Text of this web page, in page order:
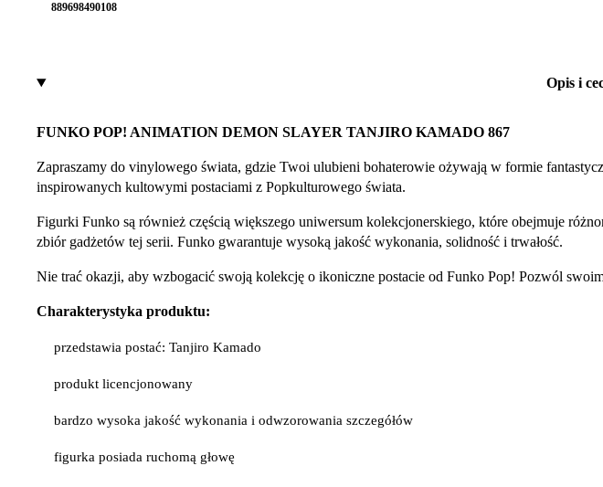
889698490108
Opis i
FUNKO POP! ANIMATION DEMON SLAYER TANJIRO KAMADO 867
Zapraszamy do vinylowego świata, gdzie Twoi ulubieni bohaterowie ożywają w formie
inspirowanych kultowymi postaciami z Popkulturowego świata.
Figurki Funko są również częścią większego uniwersum kolekcjonerskiego, które obejmuje
zbiór gadżetów tej serii. Funko gwarantuje wysoką jakość wykonania, solidność i trwałość.
Nie trać okazji, aby wzbogacić swoją kolekcję o ikoniczne postacie od Funko Pop! Pozwól
Charakterystyka produktu:
przedstawia postać: Tanjiro Kamado
produkt licencjonowany
bardzo wysoka jakość wykonania i odwzorowania szczegółów
figurka posiada ruchomą głowę